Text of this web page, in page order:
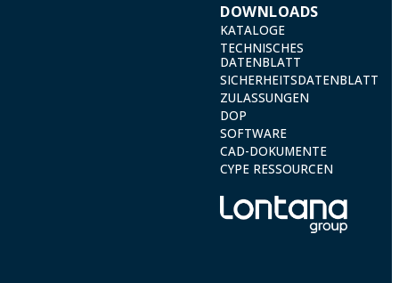
DOWNLOADS
KATALOGE
TECHNISCHES
DATENBLATT
SICHERHEITSDATENBLATT
ZULASSUNGEN
DOP
SOFTWARE
CAD-DOKUMENTE
CYPE RESSOURCEN